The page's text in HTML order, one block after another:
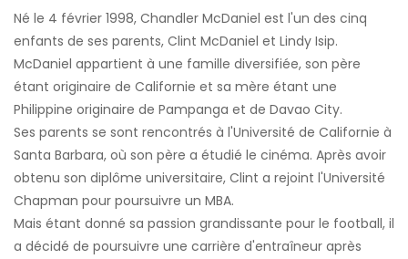
Né le 4 février 1998, Chandler McDaniel est l'un des cinq
enfants de ses parents, Clint McDaniel et Lindy Isip.
McDaniel appartient à une famille diversifiée, son père
étant originaire de Californie et sa mère étant une
Philippine originaire de Pampanga et de Davao City.
Ses parents se sont rencontrés à l'Université de Californie à
Santa Barbara, où son père a étudié le cinéma. Après avoir
obtenu son diplôme universitaire, Clint a rejoint l'Université
Chapman pour poursuivre un MBA.
Mais étant donné sa passion grandissante pour le football, il
a décidé de poursuivre une carrière d'entraîneur après